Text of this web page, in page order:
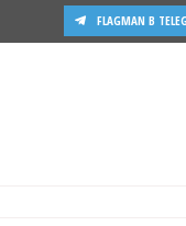
FLAGMAN В